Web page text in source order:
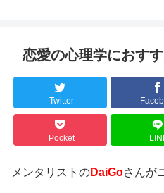
恋愛の心理学におす
Twitter
Pocket
メンタリストのDaiGoさんが